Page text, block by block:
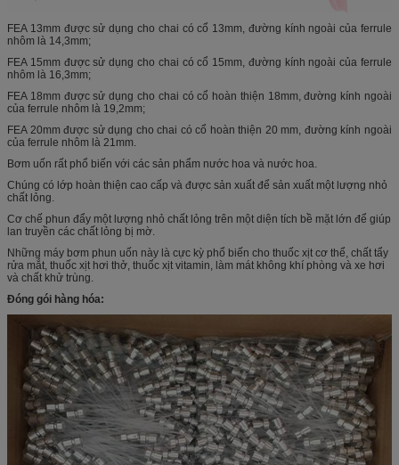
FEA 13mm được sử dụng cho chai có cổ 13mm, đường kính ngoài của ferrule
nhôm là 14,3mm;
FEA 15mm được sử dụng cho chai có cổ 15mm, đường kính ngoài của ferrule
nhôm là 16,3mm;
FEA 18mm được sử dụng cho chai có cổ hoàn thiện 18mm, đường kính ngoài
của ferrule nhôm là 19,2mm;
FEA 20mm được sử dụng cho chai có cổ hoàn thiện 20 mm, đường kính ngoài
của ferrule nhôm là 21mm.
Bơm uốn rất phổ biến với các sản phẩm nước hoa và nước hoa.
Chúng có lớp hoàn thiện cao cấp và được sản xuất để sản xuất một lượng nhỏ
chất lỏng.
Cơ chế phun đẩy một lượng nhỏ chất lỏng trên một diện tích bề mặt lớn để giúp
lan truyền các chất lỏng bị mờ.
Những máy bơm phun uốn này là cực kỳ phổ biến cho thuốc xịt cơ thể, chất tẩy
rửa mắt, thuốc xịt hơi thở, thuốc xịt vitamin, làm mát không khí phòng và xe hơi
và chất khử trùng.
Đóng gói hàng hóa: